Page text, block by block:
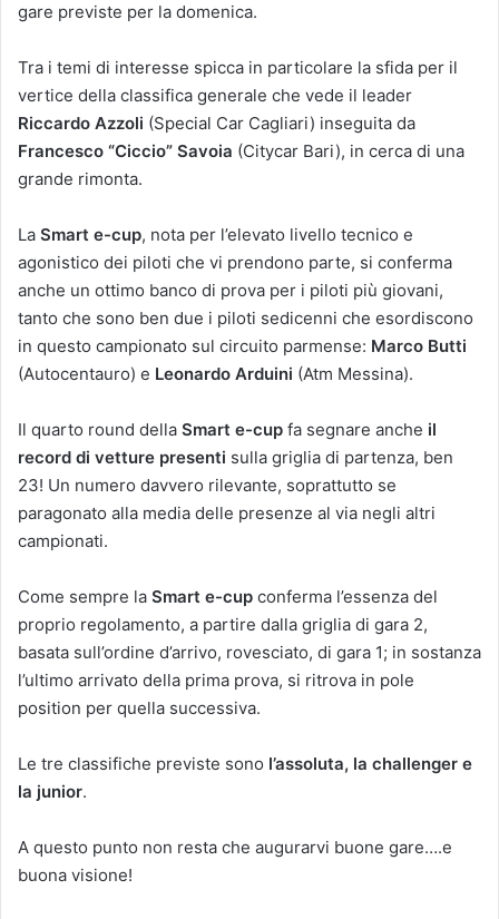
gare previste per la domenica.
Tra i temi di interesse spicca in particolare la sfida per il
vertice della classifica generale che vede il leader
Riccardo Azzoli (Special Car Cagliari) inseguita da
Francesco “Ciccio” Savoia (Citycar Bari), in cerca di una
grande rimonta.
La Smart e-cup, nota per l’elevato livello tecnico e
agonistico dei piloti che vi prendono parte, si conferma
anche un ottimo banco di prova per i piloti più giovani,
tanto che sono ben due i piloti sedicenni che esordiscono
in questo campionato sul circuito parmense: Marco Butti
(Autocentauro) e Leonardo Arduini (Atm Messina).
Il quarto round della Smart e-cup fa segnare anche il
record di vetture presenti sulla griglia di partenza, ben
23! Un numero davvero rilevante, soprattutto se
paragonato alla media delle presenze al via negli altri
campionati.
Come sempre la Smart e-cup conferma l’essenza del
proprio regolamento, a partire dalla griglia di gara 2,
basata sull’ordine d’arrivo, rovesciato, di gara 1; in sostanza
l’ultimo arrivato della prima prova, si ritrova in pole
position per quella successiva.
Le tre classifiche previste sono l’assoluta, la challenger e
la junior.
A questo punto non resta che augurarvi buone gare….e
buona visione!